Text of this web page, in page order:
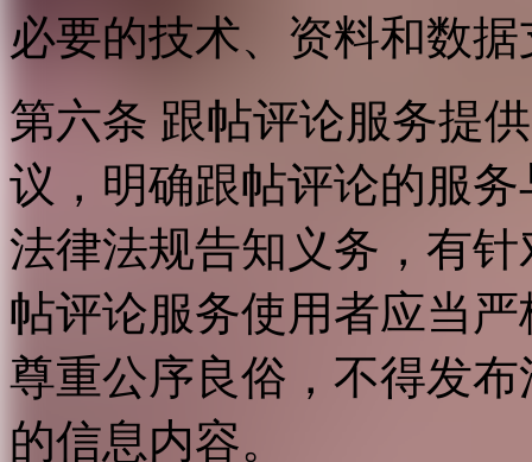
必要的技术、资料和数
第六条 跟帖评论服务提
议，明确跟帖评论的服
法律法规告知义务，有
帖评论服务使用者应当
尊重公序良俗，不得发
的信息内容。